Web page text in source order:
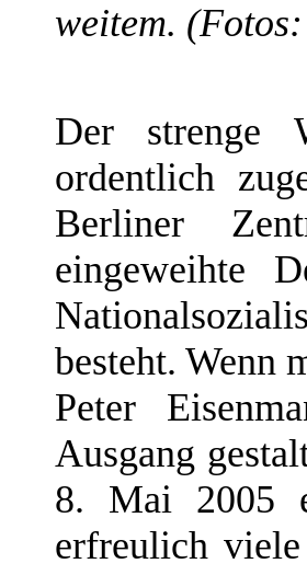
weitem.
Der strenge
ordentlich
Berliner
eingeweihte
besteht. Wenn
Peter
Ausgang
8. Mai 2005
erfreulich